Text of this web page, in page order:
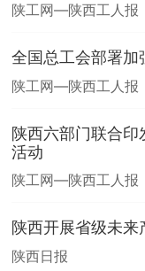
陕工网—陕西工人报
全国总工会部署
陕工网—陕西工人报
陕西六部门联合
活动
陕工网—陕西工人报
陕西开展省级未来
陕西日报